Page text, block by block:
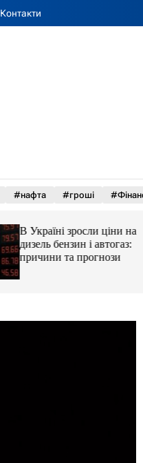
Контакти
#нафта #гроші
В Україні зросли ціни на
дизель бензин і автогаз:
причини та прогнози